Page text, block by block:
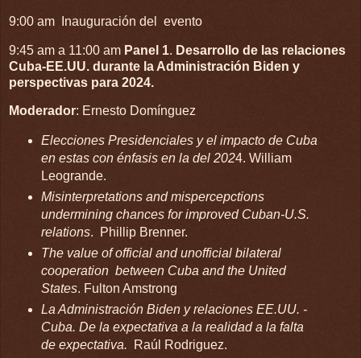
9:00 am Inauguración del evento
9:45 am a 11:00 am Panel 1. Desarrollo de las relaciones
Cuba-EE.UU. durante la Administración Biden y
perspectivas para 2024.
Moderador: Ernesto Domínguez
Elecciones Presidenciales y el impacto de Cuba
en estas con énfasis en la del 2024. William
Leogrande.
Misinterpretations and mispercepctions
undermining chances for improved Cuban-U.S.
relations. Phillip Brenner.
The value of official and unofficial bilateral
cooperation between Cuba and the United
States. Fulton Amstrong
La Administración Biden y relaciones EE.UU. -
Cuba. De la expectativa a la realidad a la falta
de expectativa.
Raúl Rodriguez.